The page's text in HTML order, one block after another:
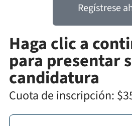
Regístrese
Haga clic a
para presentar
candidatura
Cuota de inscripción: